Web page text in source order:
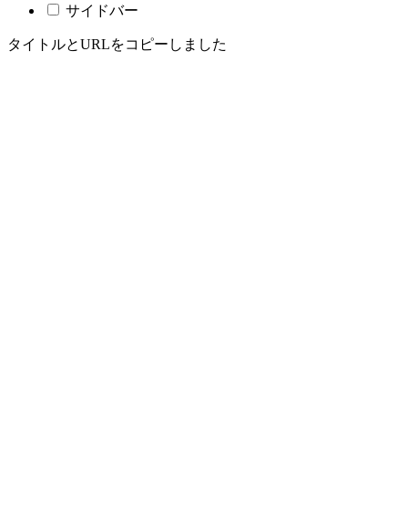
サイドバー
タイトルとURLをコピーしました